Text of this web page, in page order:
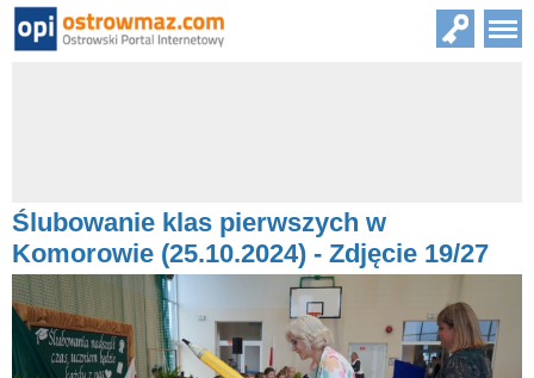
Ślubowanie klas pierwszych w
Komorowie (25.10.2024) - Zdjęcie 19/27